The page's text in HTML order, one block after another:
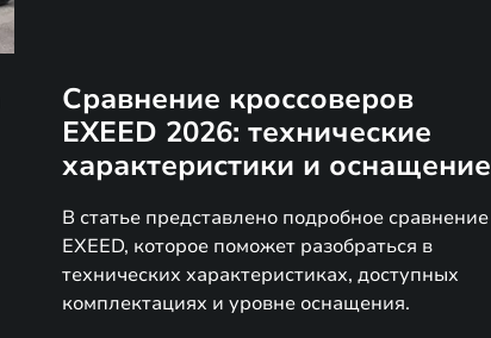
Сравнение кроссоверов
EXEED 2026: технические
характеристики и оснащение
В статье представлено подробное сравнение
EXEED, которое поможет разобраться в
технических характеристиках, доступных
комплектациях и уровне оснащения.